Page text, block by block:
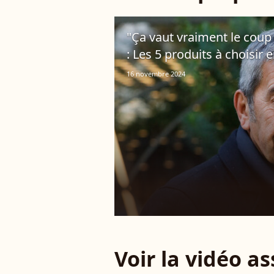
"Ça vaut vraiment le
: Les 5 produits à choisir
16 novembre 2024
Voir la vidéo